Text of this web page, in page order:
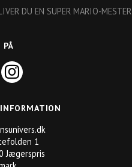
DU EN SUPER MARIO-MESTER
PÅ
1